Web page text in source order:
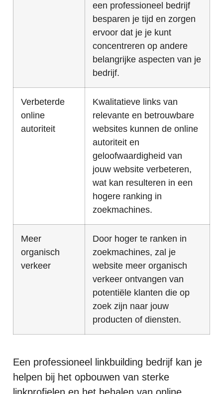
een professioneel bedrijf
besparen je tijd en zorgen
ervoor dat je je kunt
concentreren op andere
belangrijke aspecten van je
bedrijf.
Verbeterde
online
autoriteit
Kwalitatieve links van
relevante en betrouwbare
websites kunnen de online
autoriteit en
geloofwaardigheid van
jouw website verbeteren,
wat kan resulteren in een
hogere ranking in
zoekmachines.
Meer
organisch
verkeer
Door hoger te ranken in
zoekmachines, zal je
website meer organisch
verkeer ontvangen van
potentiële klanten die op
zoek zijn naar jouw
producten of diensten.
Een professioneel linkbuilding bedrijf kan je
helpen bij het opbouwen van sterke